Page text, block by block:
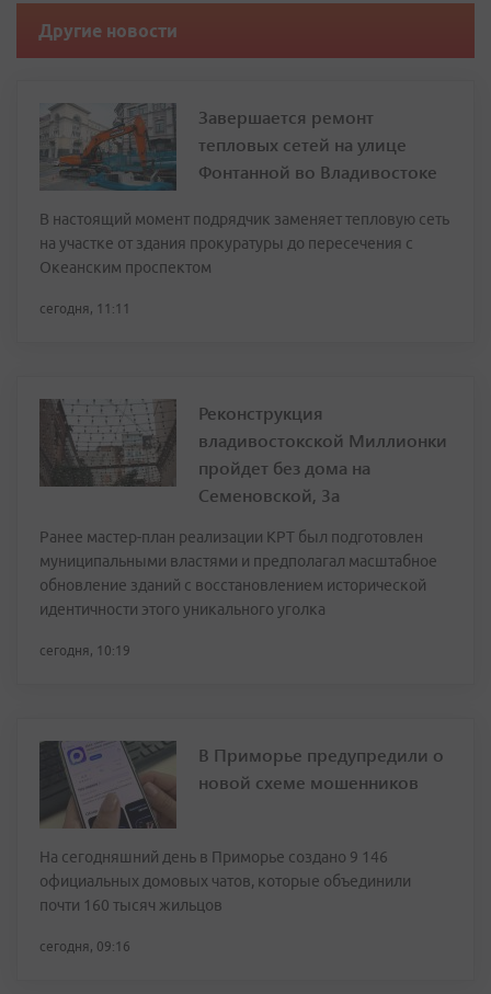
Другие новости
Завершается ремонт
тепловых сетей на улице
Фонтанной во Владивостоке
В настоящий момент подрядчик заменяет тепловую сеть
на участке от здания прокуратуры до пересечения с
Океанским проспектом
сегодня, 11:11
Реконструкция
владивостокской Миллионки
пройдет без дома на
Семеновской, 3а
Ранее мастер-план реализации КРТ был подготовлен
муниципальными властями и предполагал масштабное
обновление зданий с восстановлением исторической
идентичности этого уникального уголка
сегодня, 10:19
В Приморье предупредили о
новой схеме мошенников
На сегодняшний день в Приморье создано 9 146
официальных домовых чатов, которые объединили
почти 160 тысяч жильцов
сегодня, 09:16